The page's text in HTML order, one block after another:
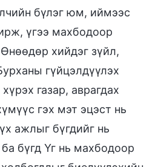
бүлэг юм, иймээс
үгээ махбодоор
хийдэг зүйл,
гүйцэлдүүлэх
газар, аврагдах
гэх мэт эцэст нь
ажлыг бүгдийг нь
бүгд Үг нь махбодоор